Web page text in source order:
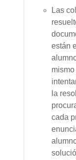
Las
están
la
cada